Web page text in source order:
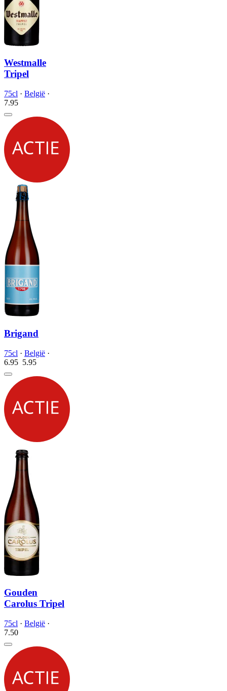
Westmalle
Tripel
75cl · België ·
7.95
Brigand
75cl · België ·
6.95 5.95
Gouden
Carolus Tripel
75cl · België ·
7.50